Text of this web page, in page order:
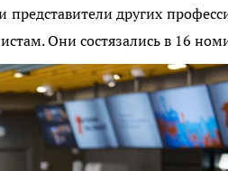
представители других
Они состязались в 16